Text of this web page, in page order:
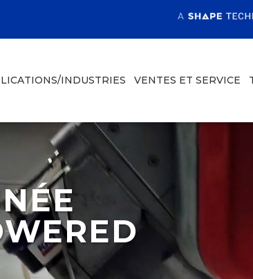
INDUSTRIES VENTES ET SERVICE